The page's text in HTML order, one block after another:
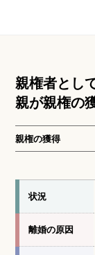
親権者とし
親が親権の
親権の獲得
状況
離婚の原因